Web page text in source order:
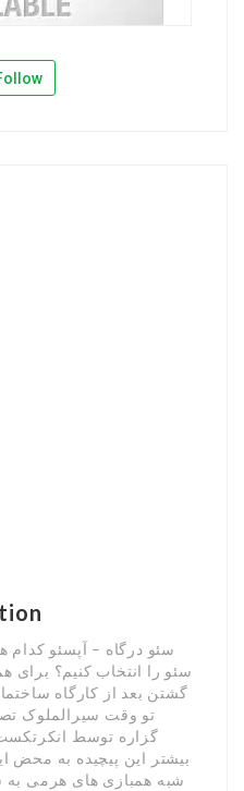
سئو درگاه – آپسئو کدام
سئو را انتخاب کنیم؟ برای
گشتن بعد از کارگاه
تو وقت سیرالملوک
گزاره توسط انکرتکست
بیشتر این پیچیده به محض
شبه همبازی های هرمی